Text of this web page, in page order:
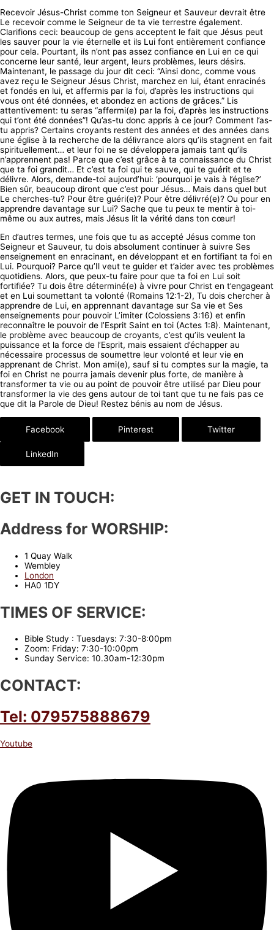
Recevoir Jésus-Christ comme ton Seigneur et Sauveur devrait être
Le recevoir comme le Seigneur de ta vie terrestre également.
Clarifions ceci: beaucoup de gens acceptent le fait que Jésus peut
les sauver pour la vie éternelle et ils Lui font entièrement confiance
pour cela. Pourtant, ils n’ont pas assez confiance en Lui en ce qui
concerne leur santé, leur argent, leurs problèmes, leurs désirs.
Maintenant, le passage du jour dit ceci: “Ainsi donc, comme vous
avez reçu le Seigneur Jésus Christ, marchez en lui, étant enracinés
et fondés en lui, et affermis par la foi, d’après les instructions qui
vous ont été données, et abondez en actions de grâces.” Lis
attentivement: tu seras “affermi(e) par la foi, d’après les instructions
qui t’ont été données”! Qu’as-tu donc appris à ce jour? Comment l’as-
tu appris? Certains croyants restent des années et des années dans
une église à la recherche de la délivrance alors qu’ils stagnent en fait
spirituellement… et leur foi ne se développera jamais tant qu’ils
n’apprennent pas! Parce que c’est grâce à ta connaissance du Christ
que ta foi grandit… Et c’est ta foi qui te sauve, qui te guérit et te
délivre. Alors, demande-toi aujourd’hui: ‘pourquoi je vais à l’église?’
Bien sûr, beaucoup diront que c’est pour Jésus… Mais dans quel but
Le cherches-tu? Pour être guéri(e)? Pour être délivré(e)? Ou pour en
apprendre davantage sur Lui? Sache que tu peux te mentir à toi-
même ou aux autres, mais Jésus lit la vérité dans ton cœur!
En d’autres termes, une fois que tu as accepté Jésus comme ton
Seigneur et Sauveur, tu dois absolument continuer à suivre Ses
enseignement en enracinant, en développant et en fortifiant ta foi en
Lui. Pourquoi? Parce qu’Il veut te guider et t’aider avec tes problèmes
quotidiens. Alors, que peux-tu faire pour que ta foi en Lui soit
fortifiée? Tu dois être déterminé(e) à vivre pour Christ en t’engageant
et en Lui soumettant ta volonté (Romains 12:1-2), Tu dois chercher à
apprendre de Lui, en apprennant davantage sur Sa vie et Ses
enseignements pour pouvoir L’imiter (Colossiens 3:16) et enfin
reconnaître le pouvoir de l’Esprit Saint en toi (Actes 1:8). Maintenant,
le problème avec beaucoup de croyants, c’est qu’ils veulent la
puissance et la force de l’Esprit, mais essaient d’échapper au
nécessaire processus de soumettre leur volonté et leur vie en
apprenant de Christ. Mon ami(e), sauf si tu comptes sur la magie, ta
foi en Christ ne pourra jamais devenir plus forte, de manière à
transformer ta vie ou au point de pouvoir être utilisé par Dieu pour
transformer la vie des gens autour de toi tant que tu ne fais pas ce
que dit la Parole de Dieu! Restez bénis au nom de Jésus.
Facebook Pinterest Twitter
LinkedIn
GET IN TOUCH:
Address for WORSHIP:
1 Quay Walk
Wembley
London
HA0 1DY
TIMES OF SERVICE:
Bible Study : Tuesdays: 7:30-8:00pm
Zoom: Friday: 7:30-10:00pm
Sunday Service: 10.30am-12:30pm
CONTACT:
Tel: 079575888679
Youtube